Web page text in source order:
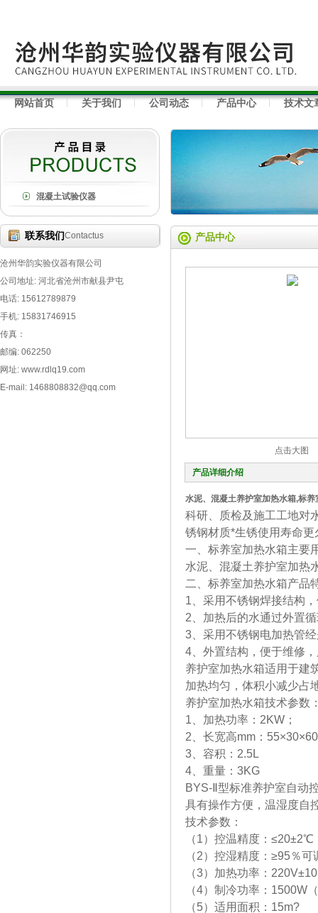
网站首页 关于我们 公司动态 产品中心 技术文
混凝土试验仪器
联系我们Contactus
沧州华韵实验仪器有限公司
公司地址: 河北省沧州市献县尹屯
电话: 15612789879
手机: 15831746915
传真：
邮编: 062250
网址: www.rdlq19.com
E-mail: 1468808832@qq.com
产品中心
点击大图
产品详细介绍
水泥、混凝土养护室加热水箱,标
科研、质检及施工工地对
锈钢材质*生锈使用寿命更
一、标养室加热水箱主要
水泥、混凝土养护室加热
二、标养室加热水箱产品
1、采用不锈钢焊接结构
2、加热后的水通过外置
3、采用不锈钢电加热管
4、外置结构，便于维修
养护室加热水箱适用于建
加热均匀，体积小减少占
养护室加热水箱技术参数
1、加热功率：2KW；
2、长宽高mm：
3、容积：2.5L
4、重量：3KG
BYS-Ⅱ型标准养护室自动
具有操作方便，温湿度自
技术参数：
（1）控温精度：≤20±2℃
（2）控湿精度：≥95％可
（3）加热功率：
（4）制冷功率：1500W
（5）适用面积：15m?